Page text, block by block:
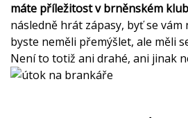
máte příležitost v brněnském
následně hrát zápasy, byť se
byste neměli přemýšlet, ale měli
Není to totiž ani drahé, ani jinak